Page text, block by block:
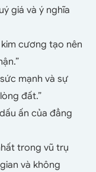
giá và ý nghĩa
cương tạo nên
mạnh và sự
đất.”
ấn của đẳng
trong vũ trụ
và không